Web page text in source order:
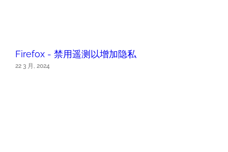
Firefox - 禁用遥测以增加隐私
22 3 月, 2024